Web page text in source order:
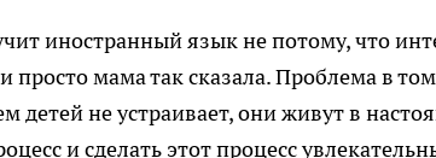
иностранный язык не потому, что
просто мама так сказала. Проблема в
детей не устраивает, они живут в
и сделать этот процесс